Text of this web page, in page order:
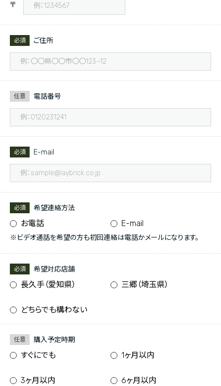
〒
必須 ご住所
任意 電話番号
必須 E-mail
必須 希望連絡方法
お電話 E-mail
※ビデオ通話を希望の方も初回連絡は電話かメールになります。
必須 希望対応店舗
長久手（愛知県） 三郷（埼玉県）
どちらでも構わない
任意 購入予定時期
すぐにでも 1ヶ月以内
3ヶ月以内 6ヶ月以内